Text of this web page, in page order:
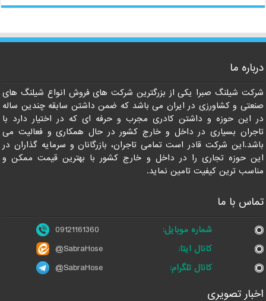
درباره ما
شرکت شیلنگ صبرا یکی از بزرگترین شرکت های فروش انواع شیلنگ های
صنعتی و کشاورزی در ایران می باشد که ضمن داشتن سابقه چندین ساله
در این حوزه و داشتن کادری مجرب و حرفه ای که در اختیار دارد با
تاجران بسیاری در داخل و خارج کشور در حال همکاری و فعالیت می
باشد.این شرکت قادر است تمامی تاجران، بازرگانان و سرمایه گذاران در
این حوزه تجاری را در داخل و خارج کشور با بهترین قیمت ممکن و
مناسب ترین کیفیت تامین نماید.
تماس با ما
شماره موبایل:
09121161360
کانال ایتا:
@SabraHose
کانال تلگرام:
@SabraHose
اخبار تصویری